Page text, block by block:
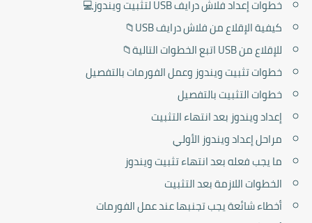
خطوات إعداد فلاش درايف USB لتثبيت ويندوز💻
كيفية الإقلاع من فلاش درايف USB📁
للإقلاع من USB اتبع الخطوات التالية📁
خطوات تثبيت ويندوز وعمل الفورمات بالتفصيل
خطوات التثبيت بالتفصيل
إعداد ويندوز بعد انتهاء التثبيت
مراحل إعداد ويندوز الأولي
ما يجب فعله بعد انتهاء تثبيت ويندوز
الخطوات اللازمة بعد التثبيت
أخطاء شائعة يجب تجنبها عند عمل الفورمات